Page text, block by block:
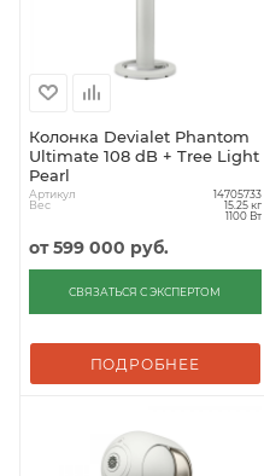
Колонка Devialet Phantom
Ultimate 108 dB + Tree Light
Pearl
Артикул 14705733
Вес
15.25 кг
1100 Вт
от599 000 руб.
СВЯЗАТЬСЯ С ЭКСПЕРТОМ
ПОДРОБНЕЕ